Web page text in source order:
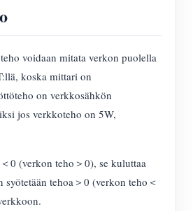
voidaan mitata verkon puolella
koska mittari on
on verkkosähkön
jos verkkoteho on 5W,
0 (verkon teho＞0), se kuluttaa
syötetään tehoa＞0 (verkon teho＜